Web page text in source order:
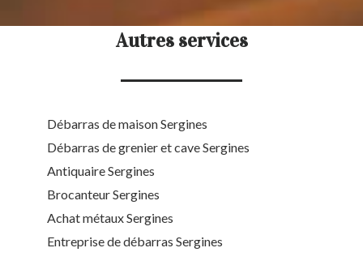
Autres services
Débarras de maison Sergines
Débarras de grenier et cave Sergines
Antiquaire Sergines
Brocanteur Sergines
Achat métaux Sergines
Entreprise de débarras Sergines